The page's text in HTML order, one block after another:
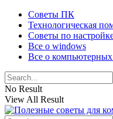
Советы ПК
Технологическая
Советы по
Все о windows
Все о
No Result
View All Result